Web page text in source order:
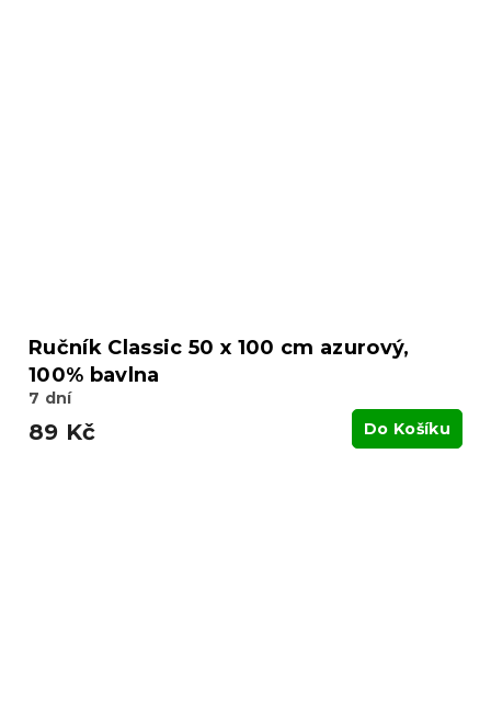
Ručník Classic 50 x 100 cm azurový,
100% bavlna
7 dní
89 Kč Do Košíku